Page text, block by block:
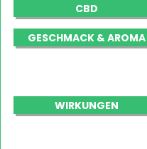
CBD
GESCHMACK & AROMA
WIRKUNGEN